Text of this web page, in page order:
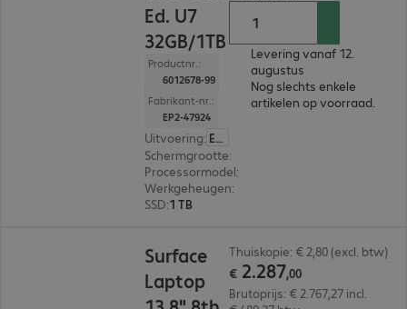
Ed. U7
32GB/1TB
Productnr.:
6012678-99
Fabrikant-nr.:
EP2-47924
Uitvoering: Europa
Schermgrootte:
Processormodel:
Werkgeheugen:
SSD:1 TB
Levering vanaf 12.
augustus
Nog slechts enkele
artikelen op voorraad.
Surface
Laptop
Thuiskopie: € 2,80 (excl. btw)
€ 2.287,00
Brutoprijs: € 2.767,27 incl.